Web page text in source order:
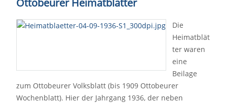
Ottobeurer Heimatblätter
Die
Heimatblät
ter waren
eine
Beilage
zum Ottobeurer Volksblatt (bis 1909 Ottobeurer
Wochenblatt). Hier der Jahrgang 1936, der neben